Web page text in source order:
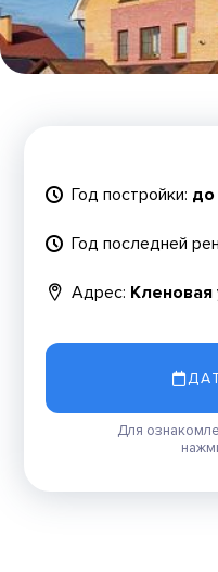
Год постройки: до
Год последней
Адрес: Кленовая
Для